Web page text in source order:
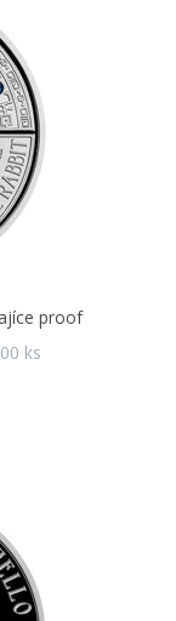
proof
ks